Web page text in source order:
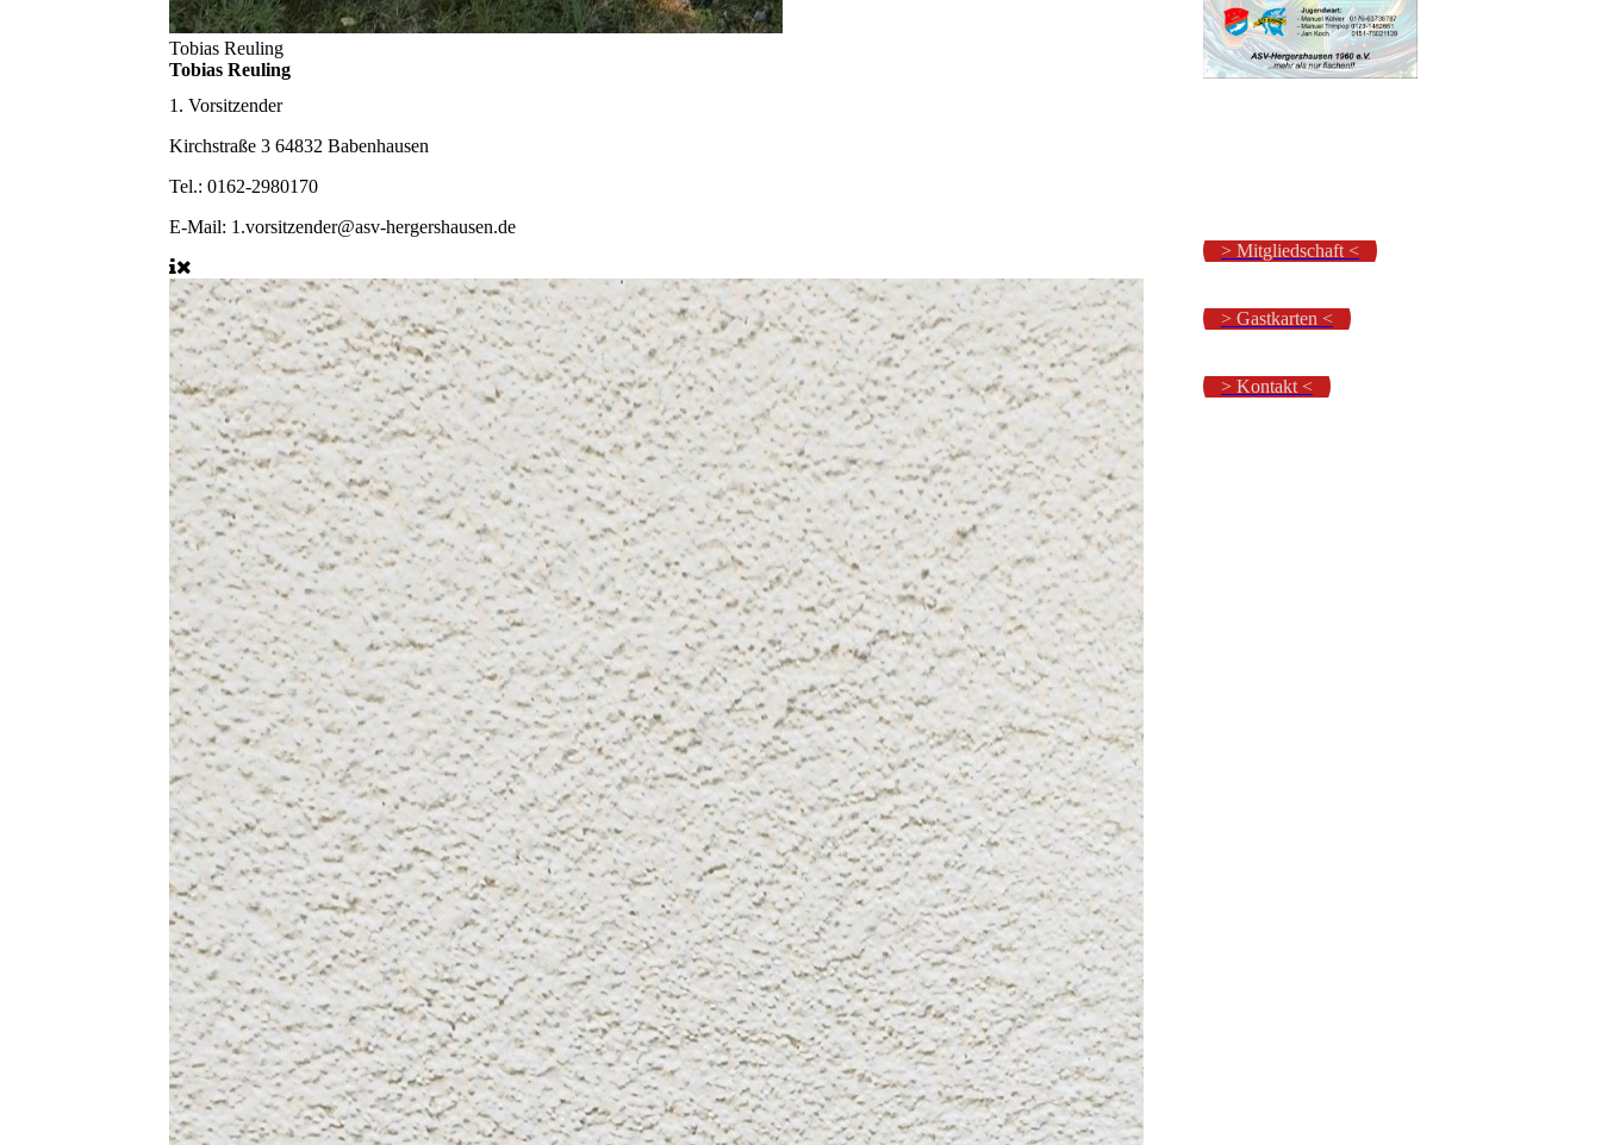
Tobias Reuling
Tobias Reuling
1. Vorsitzender
Kirchstraße 3 64832 Babenhausen
Tel.: 0162-2980170
E-Mail: 1.vorsitzender@asv-hergershausen.de
> Mitgliedschaft <
> Gastkarten <
> Kontakt <